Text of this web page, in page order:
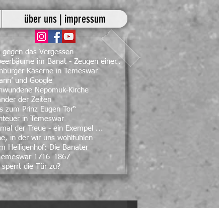
über uns | impressum
gegen das Vergessen
im Banat - Zeugen einer..
Kaserne in Temeswar
und Google
Nepomuk-Kirche
der Zeiten
zum Prinz Eugen Tor“
in Temeswar
der Treue - ein Exempel ...
in der wir uns wohlfühlen
Heiligenhof: Die Banater
1716–1867
die Tür zu?